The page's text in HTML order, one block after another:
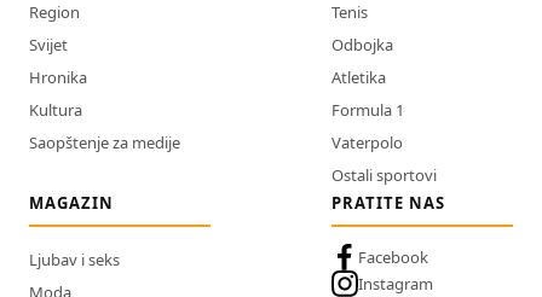
Region
Svijet
Hronika
Kultura
Saopštenje za medije
Tenis
Odbojka
Atletika
Formula 1
Vaterpolo
Ostali sportovi
MAGAZIN
Ljubav i seks
Moda
PRATITE NAS
Facebook
Instagram